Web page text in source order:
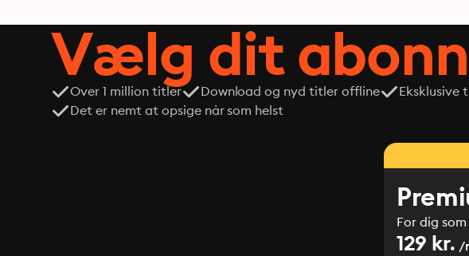
Vælg dit
Over 1 million titler Download og nyd titler offline Eksklusive
Det er nemt at opsige når som helst
For dig
129 kr. /